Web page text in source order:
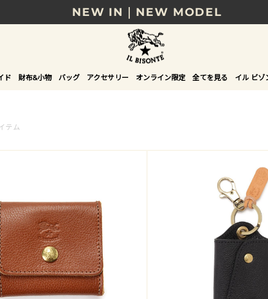
NEW IN｜NEW MODEL
8/17(月)10時まで｜税込11,000円以上で送料
贈る相手やシーンから選べる、新しいギフトガ
NEW IN｜COLOR LEATHER
ド 財布&小物 バッグ アクセサリー オンライン限定 全てを見る イル ビゾ
テム